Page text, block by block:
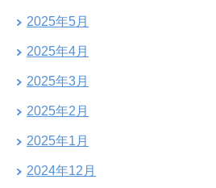
2025年5月
2025年4月
2025年3月
2025年2月
2025年1月
2024年12月